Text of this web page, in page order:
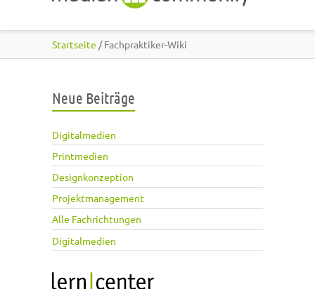
Startseite / Fachpraktiker-Wiki
Neue Beiträge
Digitalmedien
Printmedien
Designkonzeption
Projektmanagement
Alle Fachrichtungen
Digitalmedien